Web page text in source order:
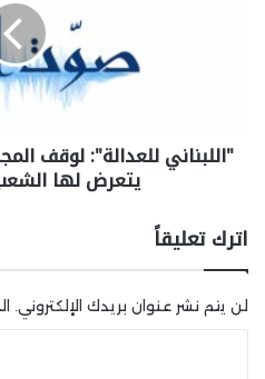
"اللبناني للعدالة": لوقف
يتعرض لها
اترك تعليقاً
لن يتم نشر عنوان بريدك الإلكتروني.